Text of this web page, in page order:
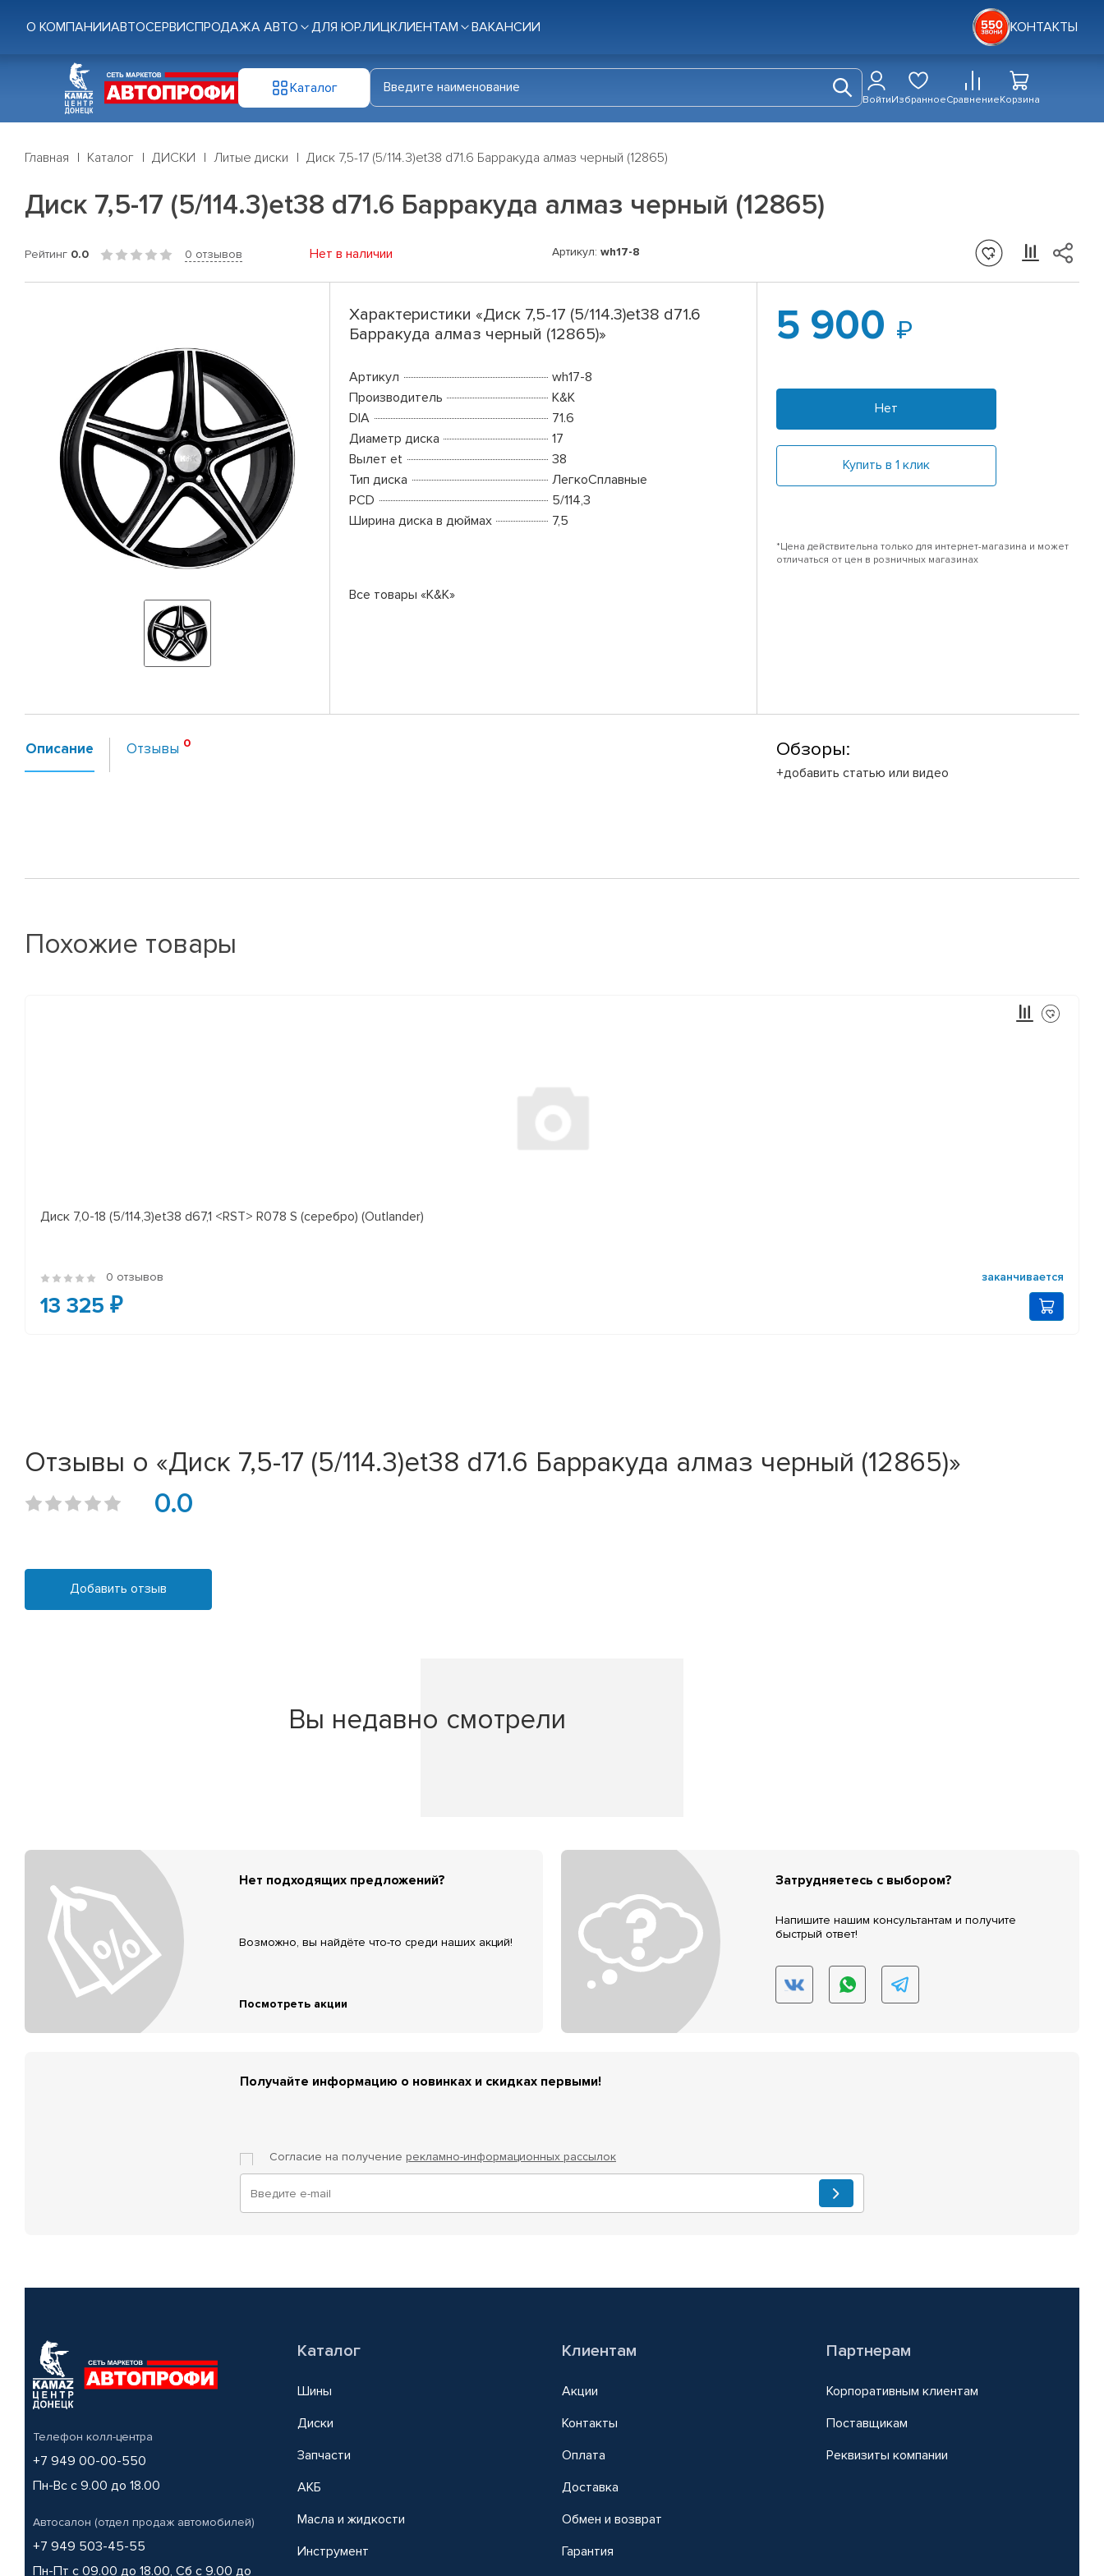
О КОМПАНИИАВТОСЕРВИСПРОДАЖА АВТО ДЛЯ ЮР.ЛИЦКЛИЕНТАМ ВАКАНСИИ КОНТАКТЫ
Каталог
ВойтиИзбранноеСравнениеКорзина
Главная Каталог ДИСКИ Литые диски Диск 7,5-17 (5/114.3)et38 d71.6 Барракуда алмаз черный (12865)
Диск 7,5-17 (5/114.3)et38 d71.6 Барракуда алмаз черный (12865)
Рейтинг 0.0 0 отзывов Нет в наличии Артикул: wh17-8
Характеристики «Диск 7,5-17 (5/114.3)et38 d71.6
Барракуда алмаз черный (12865)»
Артикул
wh17-8
Производитель
K&K
DIA
71.6
Диаметр диска
17
Вылет et
38
Тип диска
ЛегкоСплавные
PCD
5/114,3
Ширина диска в дюймах
7,5
Все товары «K&K»
5 900
Нет
Купить в 1 клик
*Цена действительна только для интернет-магазина и может
отличаться от цен в розничных магазинах
Описание Отзывы Обзоры:
+добавить статью или видео
Похожие товары
Диск 7,0-18 (5/114,3)et38 d67,1 <RST> R078 S (серебро) (Outlander)
0 отзывов заканчивается
13 325 ₽
Отзывы о «Диск 7,5-17 (5/114.3)et38 d71.6 Барракуда алмаз черный (12865)»
0.0
Добавить отзыв
Вы недавно смотрели
Нет подходящих предложений?
Возможно, вы найдёте что-то среди наших акций!
Посмотреть акции
Затрудняетесь с выбором?
Напишите нашим консультантам и получите
быстрый ответ!
Получайте информацию о новинках и скидках первыми!
Согласие на получение рекламно-информационных рассылок
Телефон колл-центра
+7 949 00-00-550
Пн-Вс с 9.00 до 18.00
Автосалон (отдел продаж автомобилей)
+7 949 503-45-55
Пн-Пт с 09.00 до 18.00, Сб с 9.00 до
Каталог
Шины
Диски
Запчасти
АКБ
Масла и жидкости
Инструмент
Клиентам
Акции
Контакты
Оплата
Доставка
Обмен и возврат
Гарантия
Партнерам
Корпоративным клиентам
Поставщикам
Реквизиты компании